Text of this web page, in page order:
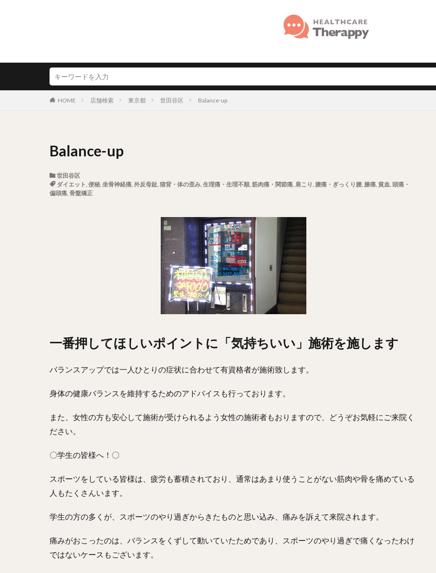
HOME 店舗検索 東京都 世田谷区 Balance-up
Balance-up
世田谷区
ダイエット, 便秘, 坐骨神経痛, 外反母趾, 猫背・体の歪み, 生理痛・生理不順, 筋肉痛・関節痛, 肩こり, 腰痛・ぎっくり腰, 膝痛, 貧血, 頭痛・
偏頭痛, 骨盤矯正
一番押してほしいポイントに「気持ちいい」施術を施します
バランスアップでは一人ひとりの症状に合わせて有資格者が施術致します。
身体の健康バランスを維持するためのアドバイスも行っております。
また、女性の方も安心して施術が受けられるよう女性の施術者もおりますので、どうぞお気軽にご来院く
ださい。
〇学生の皆様へ！〇
スポーツをしている皆様は、疲労も蓄積されており、通常はあまり使うことがない筋肉や骨を痛めている
人もたくさんいます。
学生の方の多くが、スポーツのやり過ぎからきたものと思い込み、痛みを訴えて来院されます。
痛みがおこったのは、バランスをくずして動いていたためであり、スポーツのやり過ぎで痛くなったわけ
ではないケースもございます。